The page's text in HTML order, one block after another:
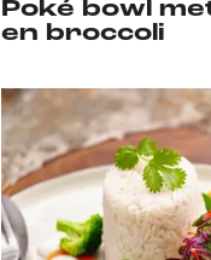
Poké bowl
en broccoli